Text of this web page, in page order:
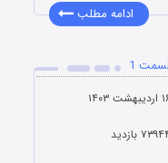
ادامه مطلب
1
۱۴۰۳
بازدید